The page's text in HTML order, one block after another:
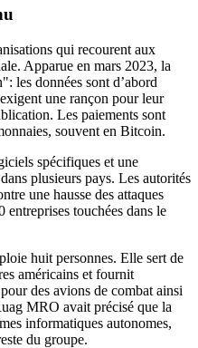
qui recourent aux
Apparue en mars 2023, la
les données sont d’abord
une rançon pour leur
Les paiements sont
souvent en Bitcoin.
spécifiques et une
plusieurs pays. Les autorités
une hausse des attaques
touchées dans le
huit personnes. Elle sert de
américains et fournit
des avions de combat ainsi
MRO avait précisé que la
informatiques autonomes,
du groupe.